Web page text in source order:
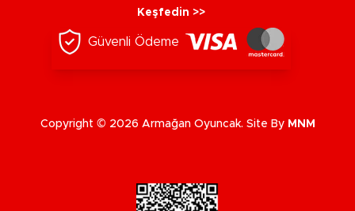
Keşfedin >>
Güvenli Ödeme
Copyright © 2026 Armağan Oyuncak. Site By MNM